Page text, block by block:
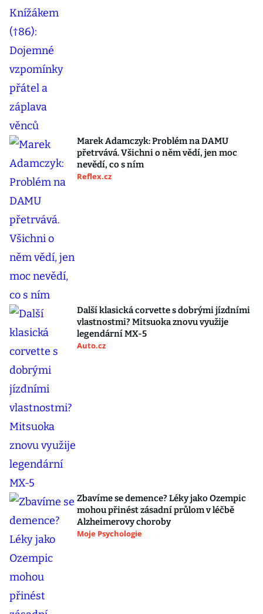
Marek Adamczyk: Problém na DAMU
přetrvává. Všichni o něm vědí, jen moc
nevědí, co s ním
Reflex.cz
Další klasická corvette s dobrými jízdními
vlastnostmi? Mitsuoka znovu využije
legendární MX-5
Auto.cz
Zbavíme se demence? Léky jako Ozempic
mohou přinést zásadní průlom v léčbě
Alzheimerovy choroby
Moje Psychologie